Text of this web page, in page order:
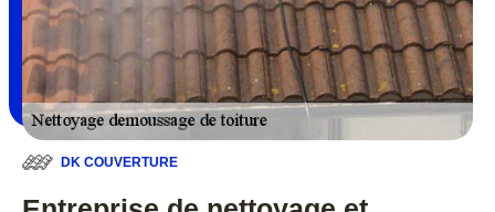
DK COUVERTURE